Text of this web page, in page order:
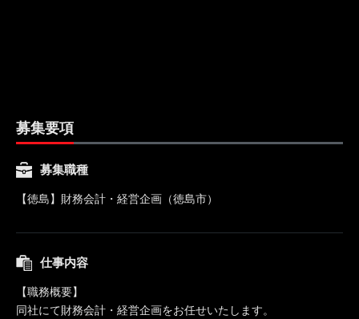
募集要項
募集職種
【徳島】財務会計・経営企画（徳島市）
仕事内容
【職務概要】
同社にて財務会計・経営企画をお任せいたします。